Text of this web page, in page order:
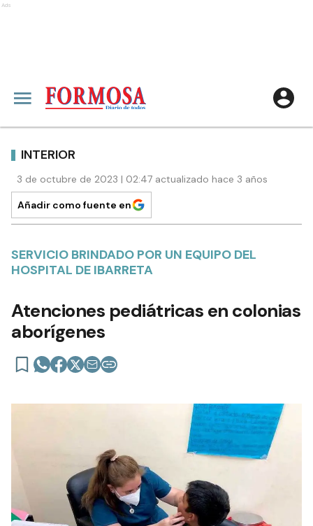
Ads
INTERIOR
3 de octubre de 2023 | 02:47 actualizado hace 3 años
Añadir como fuente en
SERVICIO BRINDADO POR UN EQUIPO DEL
HOSPITAL DE IBARRETA
Atenciones pediátricas en colonias
aborígenes